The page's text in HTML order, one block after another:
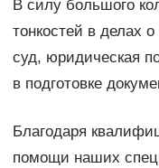
В силу большого
тонкостей в делах
суд, юридическая
в подготовке
Благодаря
помощи наших